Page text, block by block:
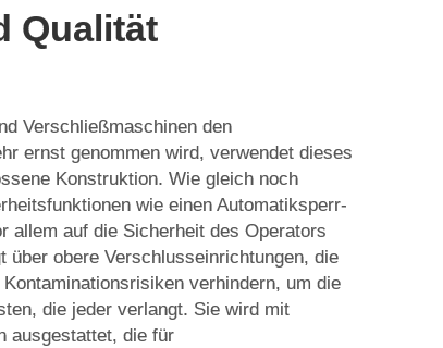
Qualität
Verschließmaschinen den
ernst genommen wird, verwendet dieses
Konstruktion. Wie gleich noch
wie einen Automatiksperr-
allem auf die Sicherheit des Operators
über obere Verschlusseinrichtungen, die
verhindern, um die
die jeder verlangt. Sie wird mit
ausgestattet, die für